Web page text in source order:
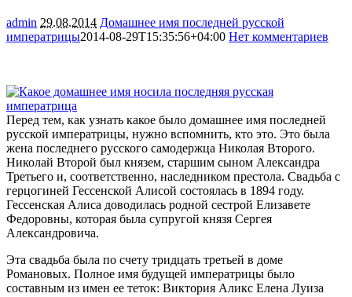
admin 29.08.2014 Домашнее имя последней русской
императрицы2014-08-29T15:35:56+04:00 Нет комментариев
Перед тем, как узнать какое было домашнее имя последней
русской императрицы, нужно вспомнить, кто это. Это была
жена последнего русского самодержца Николая Второго.
Николай Второй был князем, старшим сыном Александра
Третьего и, соответственно, наследником престола. Свадьба с
герцогиней Гессенской Алисой состоялась в 1894 году.
Гессенская Алиса доводилась родной сестрой Елизавете
Федоровны, которая была супругой князя Сергея
Александровича.
Эта свадьба была по счету тридцать третьей в доме
Романовых. Полное имя будущей императрицы было
составным из имен ее теток: Виктория Аликс Елена Луиза